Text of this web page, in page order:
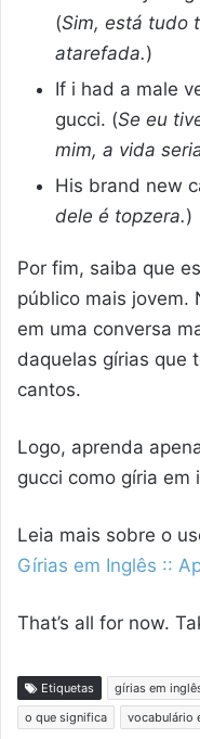
(Sim, está tudo
atarefada.)
If i had a male
gucci. (Se eu
mim, a vida
His brand new
dele é topzera.)
Por fim, saiba que
público mais jovem.
em uma conversa
daquelas gírias que
cantos.
Logo, aprenda
gucci como gíria em
Leia mais sobre o
Gírias em Inglês ::
That’s all for now.
Etiquetas gírias em
o que significa
vocabulário